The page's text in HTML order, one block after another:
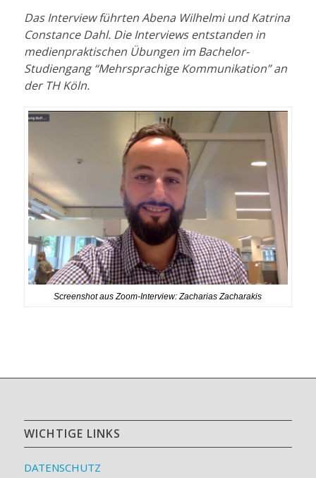
Das Interview führten Abena Wilhelmi und Katrina
Constance Dahl. Die Interviews entstanden in
medienpraktischen Übungen im Bachelor-
Studiengang “Mehrsprachige Kommunikation” an
der TH Köln.
Screenshot aus Zoom-Interview: Zacharias Zacharakis
WICHTIGE LINKS
DATENSCHUTZ